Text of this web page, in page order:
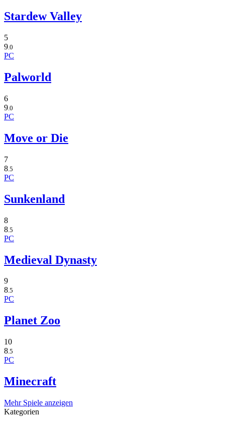
Stardew Valley
5
9.0
PC
Palworld
6
9.0
PC
Move or Die
7
8 .5
PC
Sunkenland
8
8 .5
PC
Medieval Dynasty
9
8.5
PC
Planet Zoo
10
8.5
PC
Minecraft
Mehr Spiele anzeigen
Kategorien